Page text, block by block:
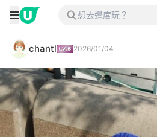
chantl 2026/01/04